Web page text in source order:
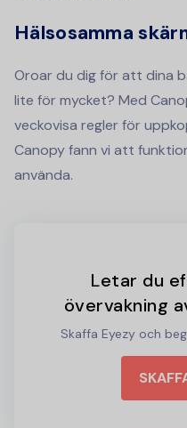
Hälsosamma
Oroar du dig för att dina
lite för mycket? Med
veckovisa regler för
Canopy fann vi att
använda.
Letar du
övervakning
Skaffa Eyezy och